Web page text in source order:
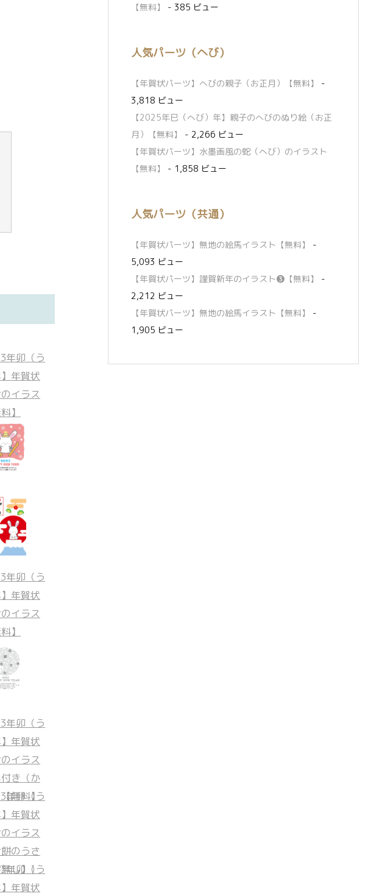
【無料】
- 385 ビュー
人気パーツ（へび）
【年賀状パーツ】へびの親子（お正月）【無料】
-
3,818 ビュー
【2025年巳（へび）年】親子のへびのぬり絵（お正
月）【無料】
- 2,266 ビュー
【年賀状パーツ】水墨画風の蛇（へび）のイラスト
【無料】
- 1,858 ビュー
人気パーツ（共通）
【年賀状パーツ】無地の絵馬イラスト【無料】
-
5,093 ビュー
【年賀状パーツ】謹賀新年のイラスト❸【無料】
-
2,212 ビュー
【年賀状パーツ】無地の絵馬イラスト【無料】
-
1,905 ビュー